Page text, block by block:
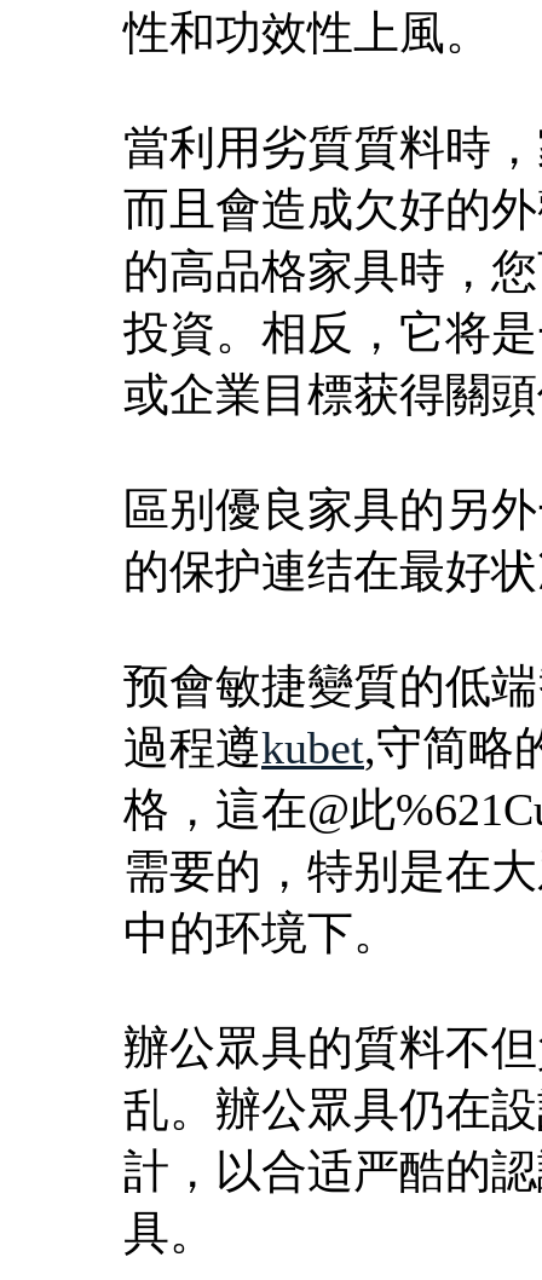
性和功效性上風。
當利用劣質質料時
而且會造成欠好的
的高品格家具時，
投資。相反，它将
或企業目標获得關
區别優良家具的另
的保护連结在最好
预會敏捷變質的低
過程遵kubet,守简略
格，這在@此
需要的，特别是在
中的环境下。
辦公眾具的質料不
乱。辦公眾具仍在
計，以合适严酷的
具。